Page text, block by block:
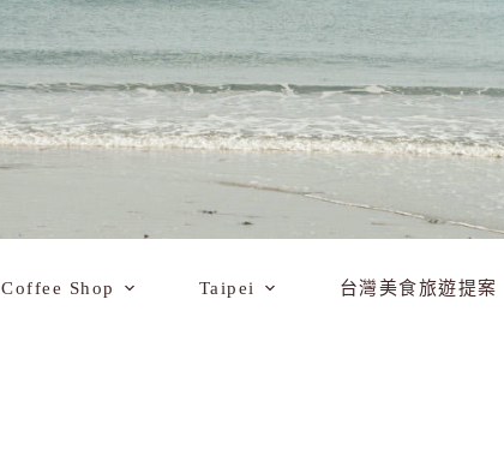
Coffee Shop Taipei 台灣美食旅遊提案